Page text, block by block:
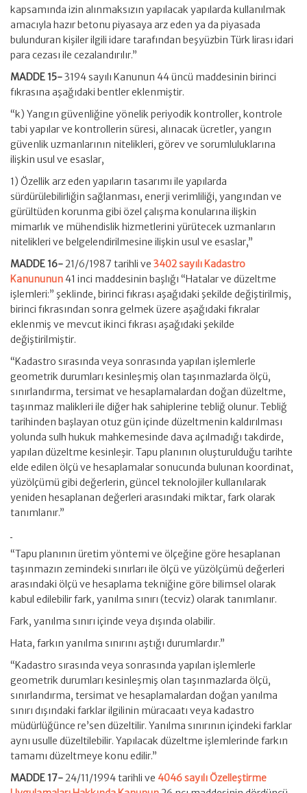
kapsamında izin alınmaksızın yapılacak yapılarda kullanılmak
amacıyla hazır betonu piyasaya arz eden ya da piyasada
bulunduran kişiler ilgili idare tarafından beşyüzbin Türk lirası idari
para cezası ile cezalandırılır.”
MADDE 15-3194 sayılı Kanunun 44 üncü maddesinin birinci
fıkrasına aşağıdaki bentler eklenmiştir.
“k) Yangın güvenliğine yönelik periyodik kontroller, kontrole
tabi yapılar ve kontrollerin süresi, alınacak ücretler, yangın
güvenlik uzmanlarının nitelikleri, görev ve sorumluluklarına
ilişkin usul ve esaslar,
1) Özellik arz eden yapıların tasarımı ile yapılarda
sürdürülebilirliğin sağlanması, enerji verimliliği, yangından ve
gürültüden korunma gibi özel çalışma konularına ilişkin
mimarlık ve mühendislik hizmetlerini yürütecek uzmanların
nitelikleri ve belgelendirilmesine ilişkin usul ve esaslar,”
MADDE 16- 21/6/1987 tarihli ve 3402 sayılı Kadastro
Kanununun 41 inci maddesinin başlığı “Hatalar ve düzeltme
işlemleri:” şeklinde, birinci fıkrası aşağıdaki şekilde değiştirilmiş,
birinci fıkrasından sonra gelmek üzere aşağıdaki fıkralar
eklenmiş ve mevcut ikinci fıkrası aşağıdaki şekilde
değiştirilmiştir.
“Kadastro sırasında veya sonrasında yapılan işlemlerle
geometrik durumları kesinleşmiş olan taşınmazlarda ölçü,
sınırlandırma, tersimat ve hesaplamalardan doğan düzeltme,
taşınmaz malikleri ile diğer hak sahiplerine tebliğ olunur. Tebliğ
tarihinden başlayan otuz gün içinde düzeltmenin kaldırılması
yolunda sulh hukuk mahkemesinde dava açılmadığı takdirde,
yapılan düzeltme kesinleşir. Tapu planının oluşturulduğu tarihte
elde edilen ölçü ve hesaplamalar sonucunda bulunan koordinat,
yüzölçümü gibi değerlerin, güncel teknolojiler kullanılarak
yeniden hesaplanan değerleri arasındaki miktar, fark olarak
tanımlanır.”
“Tapu planının üretim yöntemi ve ölçeğine göre hesaplanan
taşınmazın zemindeki sınırları ile ölçü ve yüzölçümü değerleri
arasındaki ölçü ve hesaplama tekniğine göre bilimsel olarak
kabul edilebilir fark, yanılma sınırı (tecviz) olarak tanımlanır.
Fark, yanılma sınırı içinde veya dışında olabilir.
Hata, farkın yanılma sınırını aştığı durumlardır.”
“Kadastro sırasında veya sonrasında yapılan işlemlerle
geometrik durumları kesinleşmiş olan taşınmazlarda ölçü,
sınırlandırma, tersimat ve hesaplamalardan doğan yanılma
sınırı dışındaki farklar ilgilinin müracaatı veya kadastro
müdürlüğünce re’sen düzeltilir. Yanılma sınırının içindeki farklar
aynı usulle düzeltilebilir. Yapılacak düzeltme işlemlerinde farkın
tamamı düzeltmeye konu edilir.”
MADDE 17- 24/11/1994 tarihli ve 4046 sayılı Özelleştirme